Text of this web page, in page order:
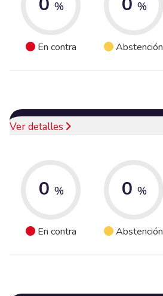
%
En contra
%
Abstención
Ver detalles
0 %
En contra
0 %
Abstención